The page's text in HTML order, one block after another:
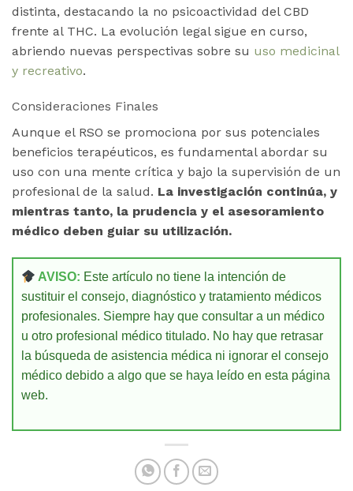
distinta, destacando la no psicoactividad del CBD
frente al THC. La evolución legal sigue en curso,
abriendo nuevas perspectivas sobre su uso medicinal
y recreativo​​.
Consideraciones Finales
Aunque el RSO se promociona por sus potenciales
beneficios terapéuticos, es fundamental abordar su
uso con una mente crítica y bajo la supervisión de un
profesional de la salud. La investigación continúa, y
mientras tanto, la prudencia y el asesoramiento
médico deben guiar su utilización.
AVISO: Este artículo no tiene la intención de
sustituir el consejo, diagnóstico y tratamiento médicos
profesionales. Siempre hay que consultar a un médico
u otro profesional médico titulado. No hay que retrasar
la búsqueda de asistencia médica ni ignorar el consejo
médico debido a algo que se haya leído en esta página
web.